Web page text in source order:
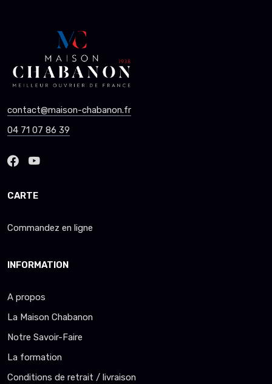
contact@maison-chabanon.fr
04 71 07 86 39
CARTE
Commandez en ligne
INFORMATION
A propos
La Maison Chabanon
Notre Savoir-Faire
La formation
Conditions de retrait / livraison